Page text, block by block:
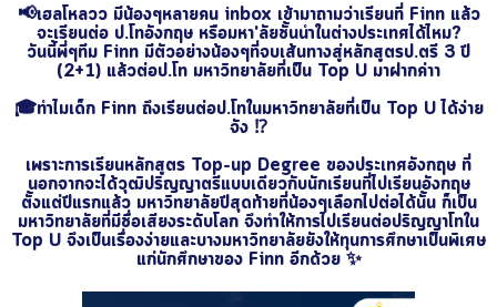
📢เฮลโหลวว มีน้องๆหลายคน inbox เข้ามาถามว่าเรียนที่ Finn แล้ว
จะเรียนต่อ ป.โทอังกฤษ หรือมหา'ลัยชั้นนำในต่างประเทศได้ไหม?
วันนี้พี่ๆทีม Finn มีตัวอย่างน้องๆที่จบเส้นทางสู่หลักสูตรป.ตรี 3 ปี
(2+1) แล้วต่อป.โท มหาวิทยาลัยที่เป็น Top U มาฝากค่าา
🎓ทำไมเด็ก Finn ถึงเรียนต่อป.โทในมหาวิทยาลัยที่เป็น Top U ได้ง่าย
จัง ⁉️
เพราะการเรียนหลักสูตร Top-up Degree ของประเทศอังกฤษ ที่
นอกจากจะได้วุฒิปริญญาตรีแบบเดียวกับนักเรียนที่ไปเรียนอังกฤษ
ตั้งแต่ปีแรกแล้ว มหาวิทยาลัยปีสุดท้ายที่น้องๆเลือกไปต่อได้นั้น ก็เป็น
มหาวิทยาลัยที่มีชื่อเสียงระดับโลก จึงทำให้การไปเรียนต่อปริญญาโทใน
Top U จึงเป็นเรื่องง่ายและบางมหาวิทยาลัยยังให้ทุนการศึกษาเป็นพิเศษ
แก่นักศึกษาของ Finn อีกด้วย ✨